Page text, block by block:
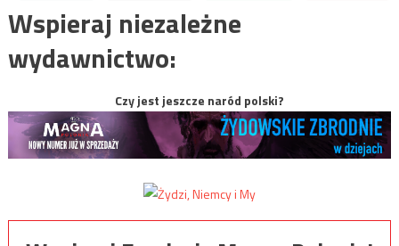
Wspieraj niezależne
wydawnictwo:
Czy jest jeszcze naród polski?